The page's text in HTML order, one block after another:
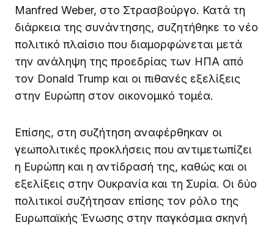
Manfred Weber, στο Στρασβούργο. Κατά τη
διάρκεια της συνάντησης, συζητήθηκε το νέο
πολιτικό πλαίσιο που διαμορφώνεται μετά
την ανάληψη της προεδρίας των ΗΠΑ από
τον Donald Trump και οι πιθανές εξελίξεις
στην Ευρώπη στον οικονομικό τομέα.
Επίσης, στη συζήτηση αναφέρθηκαν οι
γεωπολιτικές προκλήσεις που αντιμετωπίζει
η Ευρώπη και η αντίδρασή της, καθώς και οι
εξελίξεις στην Ουκρανία και τη Συρία. Οι δύο
πολιτικοί συζήτησαν επίσης τον ρόλο της
Ευρωπαϊκής Ένωσης στην παγκόσμια σκηνή